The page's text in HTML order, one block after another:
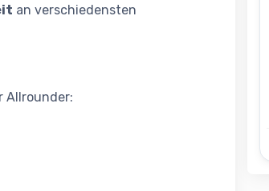
an verschiedensten
Allrounder: